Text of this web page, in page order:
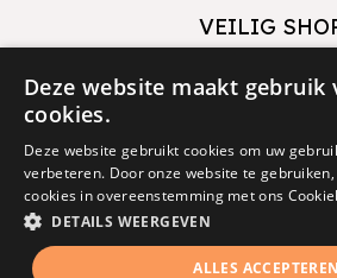
VEILIG
Deze website maakt gebruik
cookies.
Deze website gebruikt cookies om uw
verbeteren. Door onze website te
cookies in overeenstemming met ons
DETAILS WEERGEVEN
ALLES ACCEPTEREN